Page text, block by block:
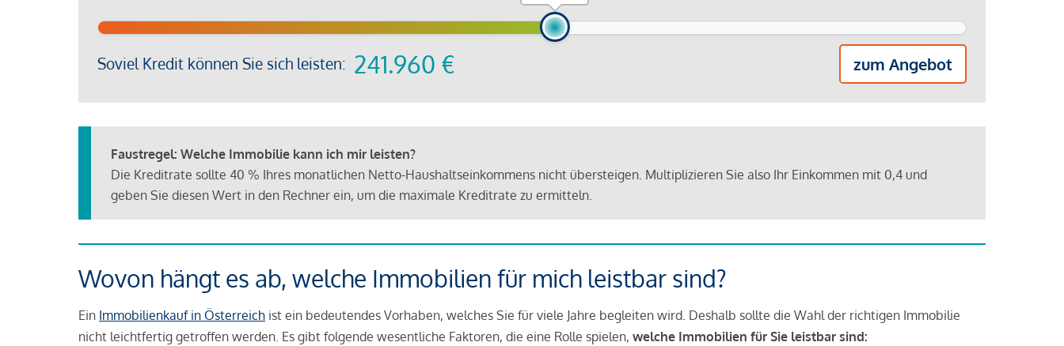
Soviel Kredit können Sie sich leisten: 241.960 € zum Angebot
Faustregel: Welche Immobilie kann ich mir leisten?
Die Kreditrate sollte 40 % Ihres monatlichen Netto-Haushaltseinkommens nicht übersteigen. Multiplizieren Sie also Ihr Einkommen mit 0,4 und
geben Sie diesen Wert in den Rechner ein, um die maximale Kreditrate zu ermitteln.
Wovon hängt es ab, welche Immobilien für mich leistbar sind?
Ein Immobilienkauf in Österreich ist ein bedeutendes Vorhaben, welches Sie für viele Jahre begleiten wird. Deshalb sollte die Wahl der richtigen Immobilie
nicht leichtfertig getroffen werden. Es gibt folgende wesentliche Faktoren, die eine Rolle spielen, welche Immobilien für Sie leistbar sind: